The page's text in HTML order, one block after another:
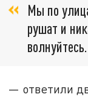
Мы по
рушат и
волнуйтесь.
— ответили